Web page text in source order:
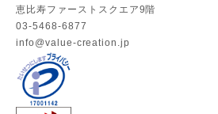
恵比寿ファーストスクエア9階
03-5468-6877
info@value-creation.jp